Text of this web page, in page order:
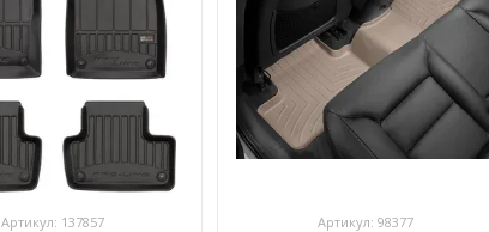
Артикул: 137857 Артикул: 98377